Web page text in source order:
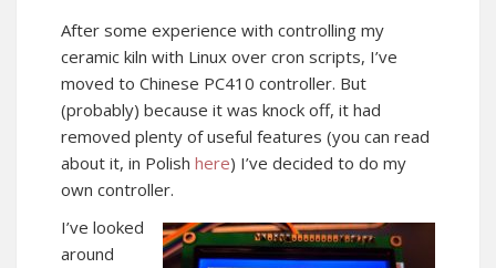
After some experience with controlling my
ceramic kiln with Linux over cron scripts, I’ve
moved to Chinese PC410 controller. But
(probably) because it was knock off, it had
removed plenty of useful features (you can read
about it, in Polish here) I’ve decided to do my
own controller.
I’ve looked
around